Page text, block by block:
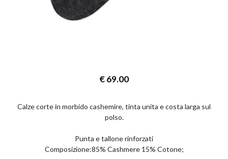
€69.00
Calze corte in morbido cashemire, tinta unita e costa larga sul
polso.
Punta e tallone rinforzati
Composizione:85% Cashmere 15% Cotone;